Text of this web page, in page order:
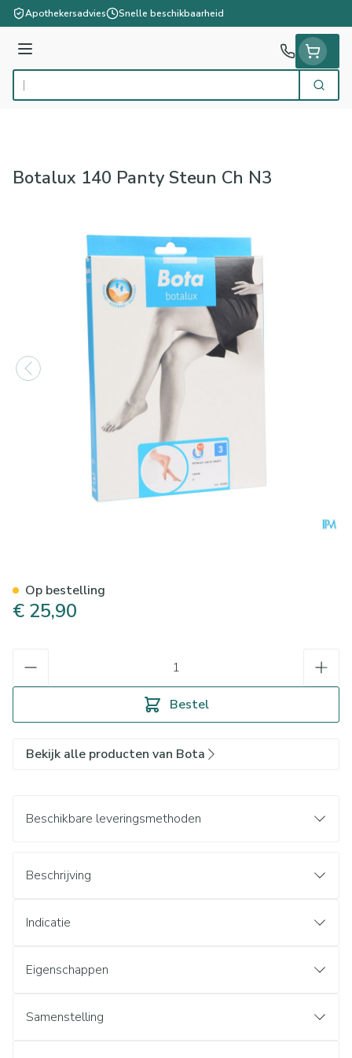
Ga naar de inhoud
Apothekersadvies Snelle beschikbaarheid
Menu
Product, merk, categorie... Zoek
Botalux 140 Panty Steun Ch N3
€ 25,90
Bestel
Op bestelling
Bekijk alle producten van Bota
Beschikbare leveringsmethoden
Beschrijving
Indicatie
Eigenschappen
Samenstelling